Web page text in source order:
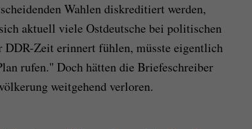
Wahlen diskreditiert werden,
aktuell viele Ostdeutsche bei politischen
DDR-Zeit erinnert fühlen, müsste eigentlich
rufen." Doch hätten die Briefeschreiber
weitgehend verloren.